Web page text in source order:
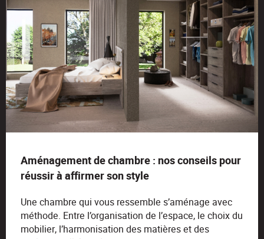
Aménagement de chambre : nos conseils pour
réussir à affirmer son style
Une chambre qui vous ressemble s’aménage avec
méthode. Entre l’organisation de l’espace, le choix du
mobilier, l’harmonisation des matières et des